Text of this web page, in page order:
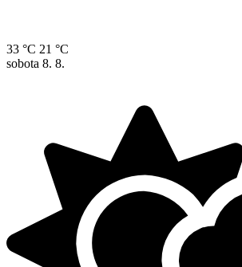
33 °C 21 °C
sobota 8. 8.